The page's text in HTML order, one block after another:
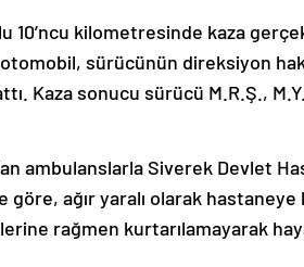
10’ncu kilometresinde kaza
sürücünün direksiyon
Kaza sonucu sürücü M.R.Ş.,
ambulanslarla Siverek Devlet
göre, ağır yaralı olarak hastaneye
rağmen kurtarılamayarak